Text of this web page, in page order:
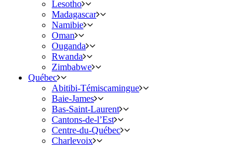
Lesotho
Madagascar
Namibie
Oman
Ouganda
Rwanda
Zimbabwe
Québec
Abitibi-Témiscamingue
Baie-James
Bas-Saint-Laurent
Cantons-de-l’Est
Centre-du-Québec
Charlevoix